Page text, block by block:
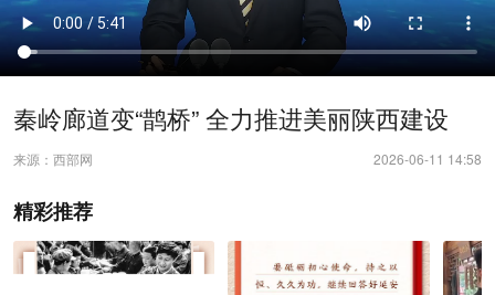
秦岭廊道变“鹊桥” 全力推进美丽陕西建设
来源：西部网 2026-06-11 14:58
精彩推荐